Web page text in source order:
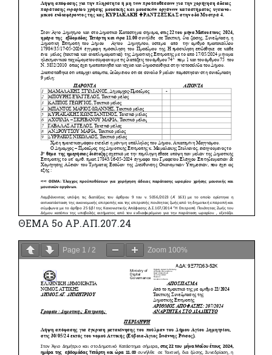
ΘΕΜΑ 5ο ΑΡ.ΑΠ.207.24
Page 1 / 2 Zoom 100%